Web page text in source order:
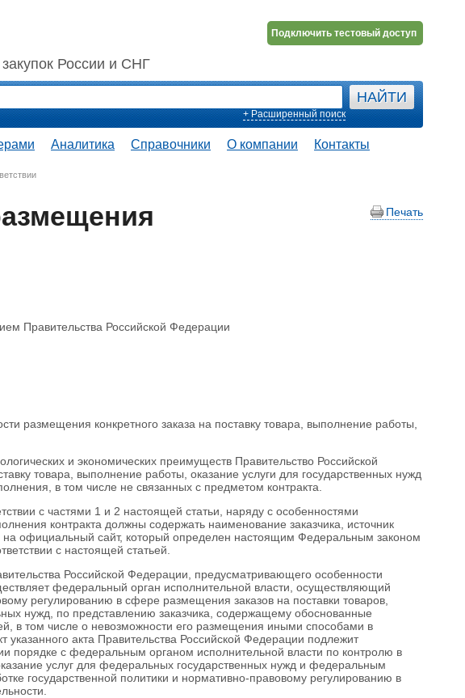
Подключить тестовый доступ
России и СНГ
+ Расширенный поиск
Аналитика Справочники О компании Контакты
Печать
Правительства Российской Федерации
размещения конкретного заказа на поставку товара, выполнение работы,
и экономических преимуществ Правительство Российской
товара, выполнение работы, оказание услуги для государственных нужд
в том числе не связанных с предметом контракта.
с частями 1 и 2 настоящей статьи, наряду с особенностями
контракта должны содержать наименование заказчика, источник
на официальный сайт, который определен настоящим Федеральным законом
с настоящей статьей.
Российской Федерации, предусматривающего особенности
федеральный орган исполнительной власти, осуществляющий
регулированию в сфере размещения заказов на поставки товаров,
нужд, по представлению заказчика, содержащему обоснованные
в том числе о невозможности его размещения иными способами в
акта Правительства Российской Федерации подлежит
порядке с федеральным органом исполнительной власти по контролю в
услуг для федеральных государственных нужд и федеральным
государственной политики и нормативно-правовому регулированию в